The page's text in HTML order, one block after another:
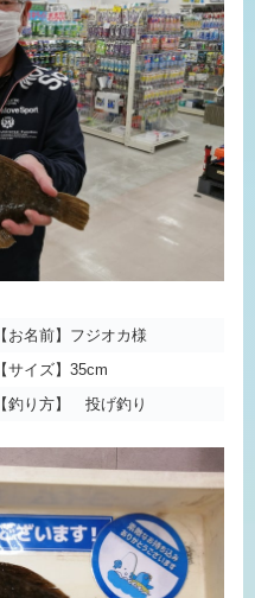
【お名前】フジオカ様
【サイズ】35cm
【釣り方】 投げ釣り